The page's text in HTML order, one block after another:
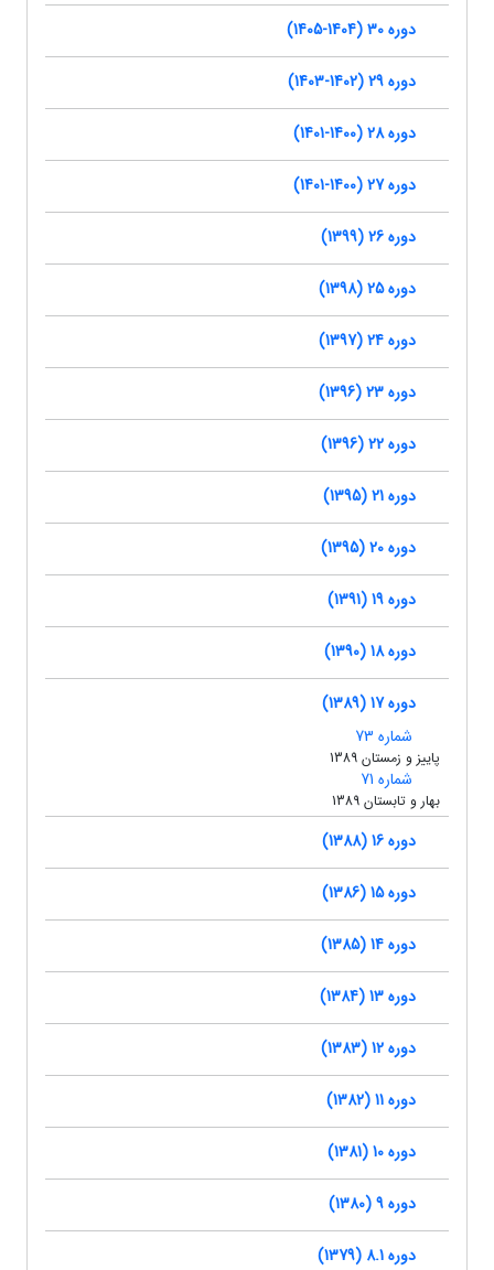
دوره 30 (1404-1405)
دوره 29 (1402-1403)
دوره 28 (1400-1401)
دوره 27 (1400-1401)
دوره 26 (1399)
دوره 25 (1398)
دوره 24 (1397)
دوره 23 (1396)
دوره 22 (1396)
دوره 21 (1395)
دوره 20 (1395)
دوره 19 (1391)
دوره 18 (1390)
دوره 17 (1389)
شماره 73
پاییز و زمستان 1389
شماره 71
بهار و تابستان 1389
دوره 16 (1388)
دوره 15 (1386)
دوره 14 (1385)
دوره 13 (1384)
دوره 12 (1383)
دوره 11 (1382)
دوره 10 (1381)
دوره 9 (1380)
دوره 8.1 (1379)